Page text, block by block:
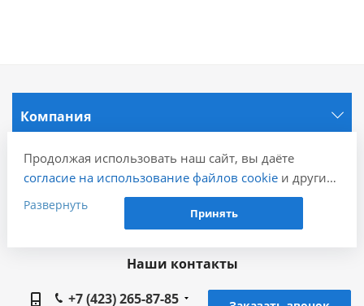
Компания
Информация
Города
Наши контакты
+7 (423) 265-87-85
Продолжая использовать наш сайт, вы даёте
согласие на использование файлов cookieи других
пользовательских данных (включая IP-адрес,
сведения о местоположении, устройстве, действиях
проведения статистических исследований,
(например, Яндекс.Метрика), в соответствии с
Развернуть
Принять